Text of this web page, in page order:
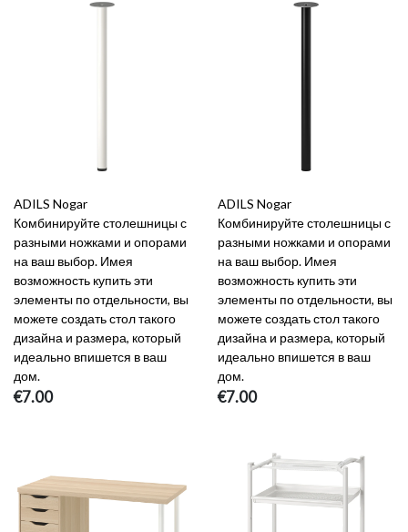
ADILS Nogar
Комбинируйте столешницы с
разными ножками и опорами
на ваш выбор. Имея
возможность купить эти
элементы по отдельности, вы
можете создать стол такого
дизайна и размера, который
идеально впишется в ваш
дом.
€7.00
ADILS Nogar
Комбинируйте столешницы с
разными ножками и опорами
на ваш выбор. Имея
возможность купить эти
элементы по отдельности, вы
можете создать стол такого
дизайна и размера, который
идеально впишется в ваш
дом.
€7.00